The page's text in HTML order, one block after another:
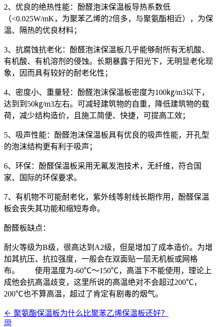
2、优良的绝热性能：酚醛泡沫保温板导热系数低
（<0.025W/mK，为聚苯乙烯的2倍多，与聚氨酯相近），为保
温、隔热的优良材料；
3、抗腐蚀抗老化：酚醛泡沫保温板几乎能够耐所有无机酸、
有机酸、有机溶剂的侵蚀。长期暴露于阳光下，无明显老化现
象，因而具有较好的耐老化性；
4、密度小、重量轻：酚醛泡沫保温板密度为100㎏/m3以下，
达到到50㎏/m3左右。可减轻建筑物的自重，降低建筑物的载
荷，减少结构造价，且施工简便、快捷，可提高工效；
5、吸声性能：酚醛泡沫保温板具有优良的吸声性能，开孔型
的泡沫结构更有利于吸声；
6、环保：酚醛保温板采用无氟发泡技术，无纤维，符合国
家、国际的环保要求。
7、有机物不可能耐老化，紫外线等射线长期作用，酚醛保温
板会丧失其功能和缩短寿命。
酚醛板缺点：
耐火等级为B级，很高达到A2级，但是增加了成本造价。为增
加其抗压、抗拉强度，一般会在双面贴一层无机板或网格
布。 使用温度为-60℃～150℃，高温下不能使用，理论上
成他会抗高温歧变，这里所说的高温绝对不会超过200℃，
200℃也不算高温，超过了肯定有剧毒的烟气。
聚氨酯保温板为什么比聚苯乙烯保温板还好？